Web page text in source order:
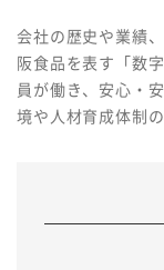
業務内容
会社の歴史や業績
阪食品を表す「数
員が働き、安心・
境や人材育成体制